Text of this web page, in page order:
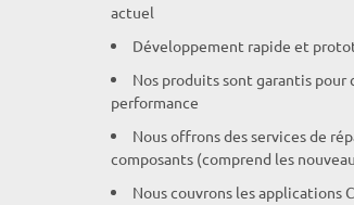
actuel
Développement rapide et
Nos produits sont garantis
performance
Nous offrons des services de
composants (comprend les
Nous couvrons les applications